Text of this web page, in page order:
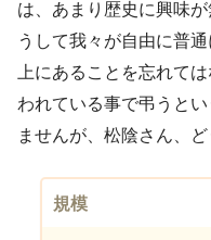
は、あまり歴史に興味
うして我々が自由に普
上にあることを忘れて
われている事で弔うと
ませんが、松陰さん、ど
規模